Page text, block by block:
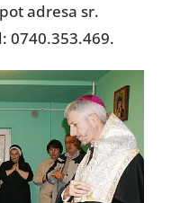
adresa sr.
0740.353.469.